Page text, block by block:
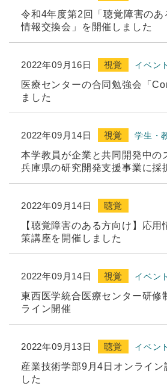
令和4年度第2回「聴覚障害の
情報交換会」を開催しました
2022年09月16日 視覚 イベン
医療センターの合同勉強会「
ました
2022年09月14日 視覚 学生・
本学教員が企業と共同開発中の
兵庫県の研究開発支援事業に採
2022年09月14日
聴覚
【聴覚障害のある方向け】応
策講座を開催しました
2022年09月14日 視覚 イベン
東西医学統合医療センター研修
ライン開催
2022年09月13日 聴覚 イベン
産業技術学部9月4日オンライン
した